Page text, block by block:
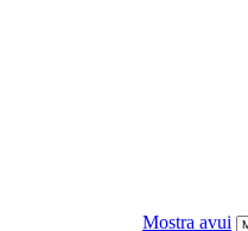
Mostra avui